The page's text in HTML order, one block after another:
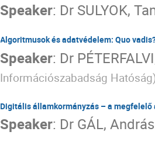
Speaker: Dr SULYOK,
Algoritmusok és adatvédelem: Quo
Speaker: Dr
Információszabadság Hatóság
Digitális államkormányzás – a
Speaker: Dr GÁL,